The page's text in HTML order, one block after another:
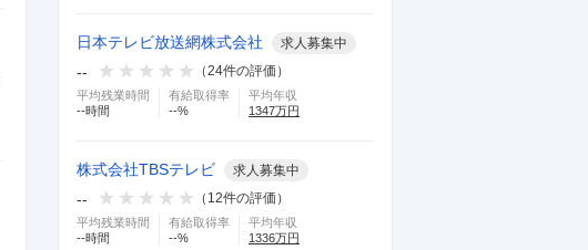
日本テレビ放送網株式会社 求人募集中
-- （24件の評価）
平均残業時間
--時間
有給取得率
--%
平均年収
1347万円
株式会社TBSテレビ 求人募集中
-- （ 12件の評価）
平均残業時間
--時間
有給取得率
--%
平均年収
1336万円